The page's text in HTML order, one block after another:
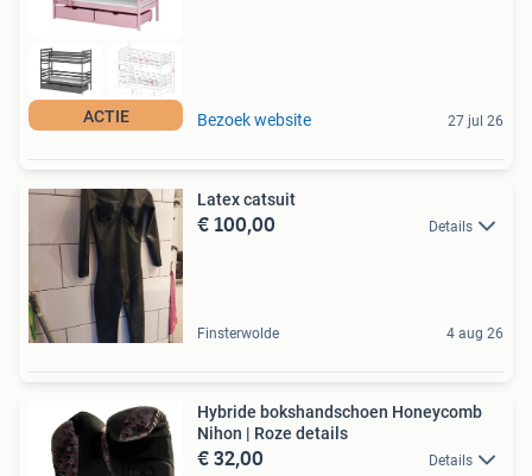
ACTIE Bezoek website 27 jul 26
Latex catsuit
€ 100,00 Details
Finsterwolde 4 aug 26
Hybride bokshandschoen Honeycomb
Nihon | Roze details
€ 32,00 Details